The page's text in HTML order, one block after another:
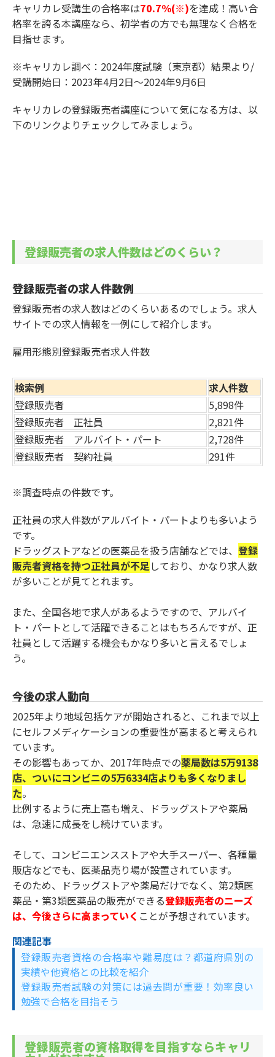
キャリカレ受講生の合格率は70.7%(※)を達成！高い合
格率を誇る本講座なら、初学者の方でも無理なく合格を
目指せます。
※キャリカレ調べ：2024年度試験（東京都）結果より/
受講開始日：2023年4月2日～2024年9月6日
キャリカレの登録販売者講座について気になる方は、以
下のリンクよりチェックしてみましょう。
登録販売者の求人件数はどのくらい？
登録販売者の求人件数例
登録販売者の求人数はどのくらいあるのでしょう。求人
サイトでの求人情報を一例にして紹介します。
雇用形態別登録販売者求人件数
検索例
求人件数
登録販売者
5,898件
登録販売者 正社員
2,821件
登録販売者 アルバイト・パート
2,728件
登録販売者 契約社員
291件
※調査時点の件数です。
正社員の求人件数がアルバイト・パートよりも多いよう
です。
ドラッグストアなどの医薬品を扱う店舗などでは、 登録
販売者資格を持つ正社員が不足しており、かなり求人数
が多いことが見てとれます。
また、全国各地で求人があるようですので、アルバイ
ト・パートとして活躍できることはもちろんですが、正
社員として活躍する機会もかなり多いと言えるでしょ
う。
今後の求人動向
2025年より地域包括ケアが開始されると、これまで以上
にセルフメディケーションの重要性が高まると考えられ
ています。
その影響もあってか、2017年時点での薬局数は5万9138
店、ついにコンビニの5万6334店よりも多くなりまし
た。
比例するように売上高も増え、ドラッグストアや薬局
は、急速に成長をし続けています。
そして、コンビニエンスストアや大手スーパー、各種量
販店などでも、医薬品売り場が設置されています。
そのため、ドラッグストアや薬局だけでなく、第2類医
薬品・第3類医薬品の販売ができる登録販売者のニーズ
は、今後さらに高まっていく ことが予想されています。
関連記事
登録販売者資格の合格率や難易度は？都道府県別の
実績や他資格との比較を紹介
登録販売者試験の対策には過去問が重要！効率良い
勉強で合格を目指そう
登録販売者の資格取得を目指すならキャリ